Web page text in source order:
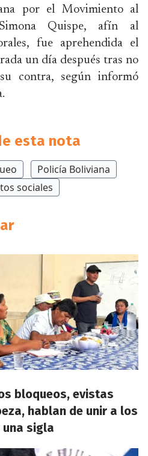
por el Movimiento al
Quispe, afín al
fue aprehendida el
un día después tras no
contra, según informó
esta nota
Policía Boliviana
sociales
bloqueos, evistas
hablan de unir a los
sigla